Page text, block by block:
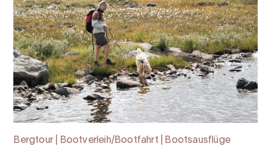
Bergtour | Bootverleih/Bootfahrt | Bootsausflüge